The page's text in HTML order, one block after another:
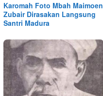
Karomah Foto Mbah Maimoen
Zubair Dirasakan Langsung
Santri Madura